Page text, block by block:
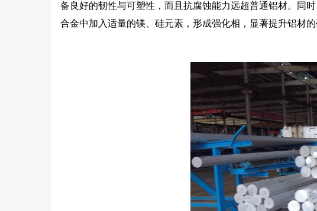
备良好的韧性与可塑性，而且抗腐蚀能力远超普通铝材。同
合金中加入适量的镁、硅元素，形成强化相，显著提升铝材